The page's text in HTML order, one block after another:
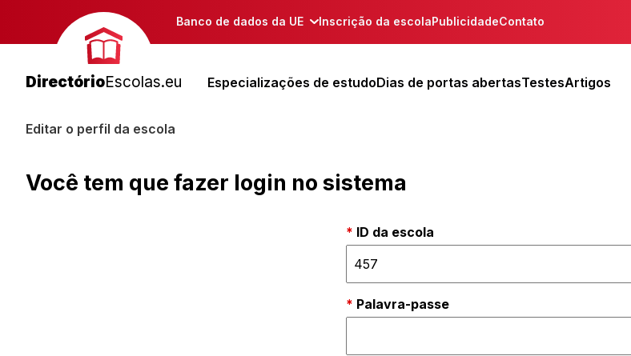
Banco de dados da UE Inscrição da escolaPublicidadeContato
DirectórioEscolas.eu Especializações de estudoDias de portas abertasTestesArtigos
Editar o perfil da escola
Você tem que fazer login no sistema
ID da escola
Palavra-passe